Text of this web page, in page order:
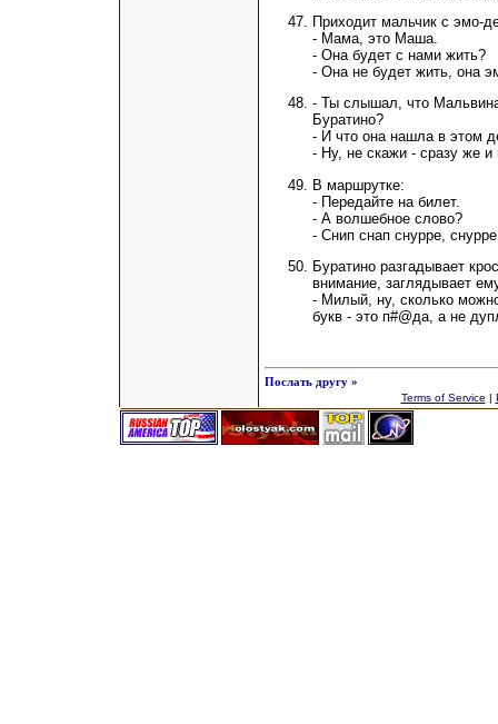
Приходит мальчик с эмо-
- Мама, это Маша.
- Она будет с нами жить?
- Она не будет жить, она
- Ты слышал, что
Буратино?
- И что она нашла в этом
- Ну, не скажи - сразу же
В маршрутке:
- Передайте на билет.
- А волшебное слово?
- Снип снап снурре,
Буратино разгадывает
внимание, заглядывает
- Милый, ну, сколько
букв - это п#@да, а не
Послать другу »
Terms of Service |